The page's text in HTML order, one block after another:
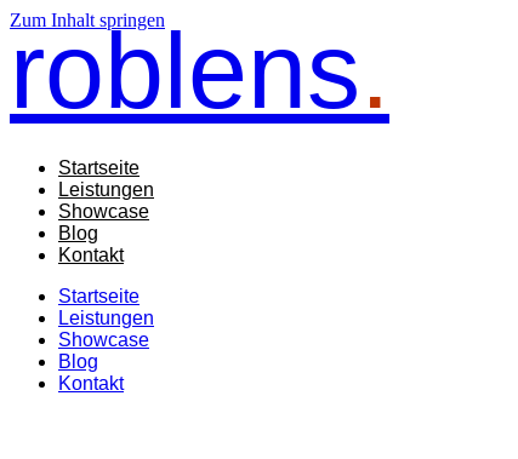
Zum Inhalt springen
roblens.
Startseite
Leistungen
Showcase
Blog
Kontakt
Startseite
Leistungen
Showcase
Blog
Kontakt